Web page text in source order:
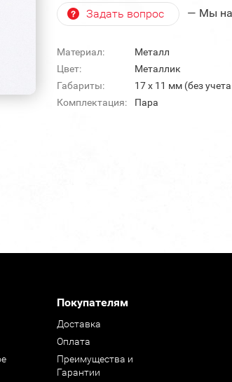
Задать вопрос — Мы на
Материал:
Металл
Цвет:
Металлик
Габариты:
17 х 11 мм (без
Комплектация:
Пара
Покупателям
Доставка
Оплата
Преимущества и
Гарантии